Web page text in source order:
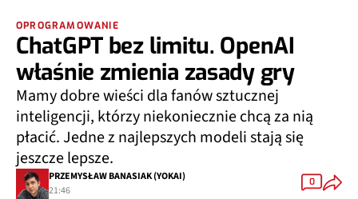
OPROGRAMOWANIE
ChatGPT bez limitu. OpenAI
właśnie zmienia zasady gry
Mamy dobre wieści dla fanów sztucznej
inteligencji, którzy niekoniecznie chcą za nią
płacić. Jedne z najlepszych modeli stają się
jeszcze lepsze.
PRZEMYSŁAW BANASIAK (YOKAI)
21:46
0